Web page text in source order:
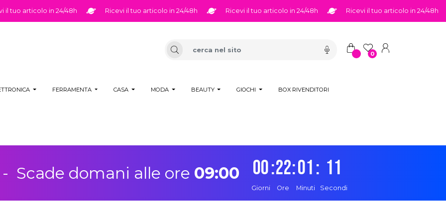
in 24/48h Ricevi il tuo articolo in 24/48h Ricevi il tuo articolo in 24/48h Ricevi il tuo articolo in 24/48h
0
FERRAMENTA CASA MODA BEAUTY GIOCHI BOX RIVENDITORI
- Scade domani alle ore 09:00 00
Giorni
:22
Ore
:01
Minuti
: 10
Secondi